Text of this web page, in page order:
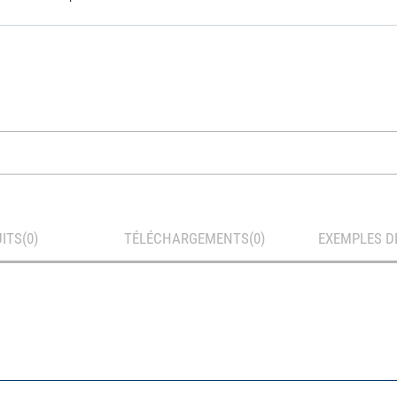
TÉLÉCHARGEMENTS EXEMPLES